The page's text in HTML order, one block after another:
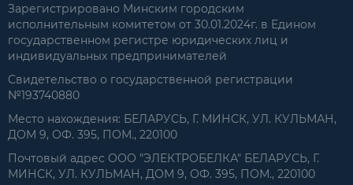
Зарегистрировано Минским городским
исполнительным комитетом от 30.01.2024г. в Едином
государственном регистре юридических лиц и
индивидуальных предпринимателей
Свидетельство о государственной регистрации
№193740880
Место нахождения: БЕЛАРУСЬ, Г. МИНСК, УЛ. КУЛЬМАН,
ДОМ 9, ОФ. 395, ПОМ., 220100
Почтовый адрес ООО "ЭЛЕКТРОБЕЛКА" БЕЛАРУСЬ, Г.
МИНСК, УЛ. КУЛЬМАН, ДОМ 9, ОФ. 395, ПОМ., 220100